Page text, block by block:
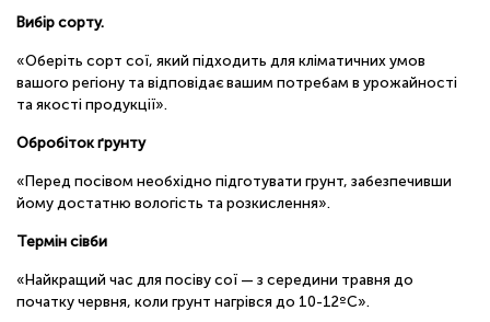
Вибір сорту.
«Оберіть сорт сої, який підходить для кліматичних умов
вашого регіону та відповідає вашим потребам в урожайності
та якості продукції».
Обробіток ґрунту
«Перед посівом необхідно підготувати грунт, забезпечивши
йому достатню вологість та розкислення».
Термін сівби
«Найкращий час для посіву сої — з середини травня до
початку червня, коли грунт нагрівся до 10-12ºС».